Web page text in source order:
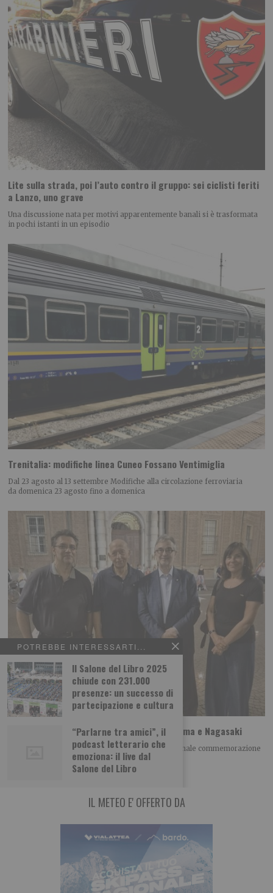
POTREBBE INTERESSARTI...
Il Salone del Libro 2025
chiude con 231.000
presenze: un successo di
partecipazione e cultura
“Parlarne tra amici”, il
podcast letterario che
emoziona: il live dal
Salone del Libro
Lite sulla strada, poi l’auto contro il gruppo: sei ciclisti feriti
a Lanzo, uno grave
Una discussione nata per motivi apparentemente banali si è trasformata
in pochi istanti in un episodio
Trenitalia: modifiche linea Cuneo Fossano Ventimiglia
Dal 23 agosto al 13 settembre Modifiche alla circolazione ferroviaria
da domenica 23 agosto fino a domenica
A Torino il ricordo della tragedia di Hiroshima e Nagasaki
Giovedì 6 agosto alle h 21.00 si è tenuta la tradizionale commemorazione
della tragedia di Hiroshima
IL METEO E' OFFERTO DA